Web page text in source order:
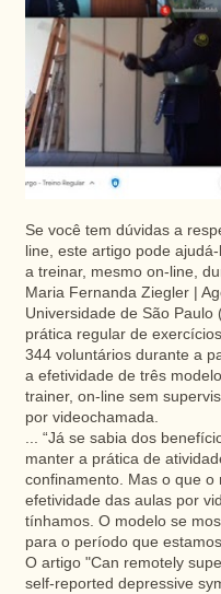
Se você tem dúvidas a
line, este artigo pode
a treinar, mesmo on-line,
Maria Fernanda Ziegler |
Universidade de São Paulo
prática regular de
344 voluntários durante a
a efetividade de três
trainer, on-line sem
por videochamada.
... “Já se sabia dos
manter a prática de
confinamento. Mas o que o
efetividade das aulas por
tínhamos. O modelo se
para o período que
O artigo "Can remotely
self-reported depressive